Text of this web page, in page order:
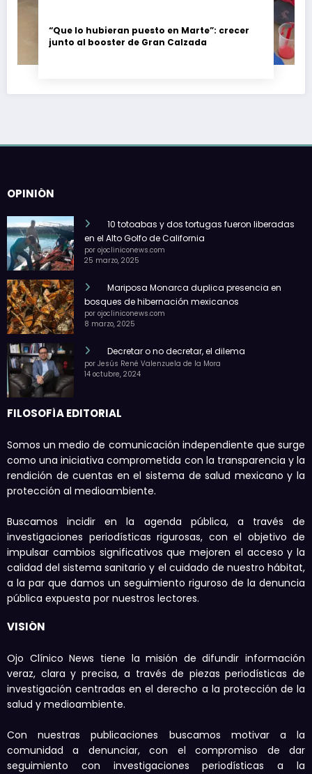
“Que lo hubieran puesto en Marte”: crecer
junto al booster de Gran Calzada
OPINIÓN
10 totoabas y dos tortugas fueron liberadas
en el Alto Golfo de California
por ojocliniconews.com
25 marzo, 2025
Mariposa Monarca duplica presencia en
bosques de hibernación mexicanos
por ojocliniconews.com
8 marzo, 2025
Decretar o no decretar, el dilema
por Jesús René Valenzuela de la Mora
14 octubre, 2024
FILOSOFÍA EDITORIAL
Somos un medio de comunicación independiente que surge
como una iniciativa comprometida con la transparencia y la
rendición de cuentas en el sistema de salud mexicano y la
protección al medioambiente.
Buscamos incidir en la agenda pública, a través de
investigaciones periodísticas rigurosas, con el objetivo de
impulsar cambios significativos que mejoren el acceso y la
calidad del sistema sanitario y el cuidado de nuestro hábitat,
a la par que damos un seguimiento riguroso de la denuncia
pública expuesta por nuestros lectores.
VISIÓN
Ojo Clínico News tiene la misión de difundir información
veraz, clara y precisa, a través de piezas periodísticas de
investigación centradas en el derecho a la protección de la
salud y medioambiente.
Con nuestras publicaciones buscamos motivar a la
comunidad a denunciar, con el compromiso de dar
seguimiento con investigaciones periodísticas a la